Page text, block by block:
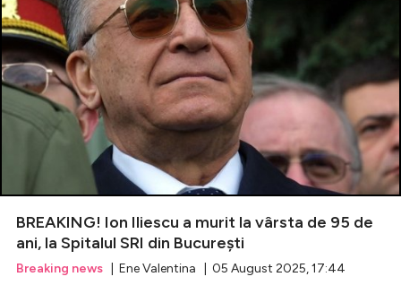
Intră în cont
Creează cont
BREAKING! Ion Iliescu a murit la vârsta de 95 de
ani, la Spitalul SRI din București
Breaking news | Ene Valentina | 05 August 2025, 17:44